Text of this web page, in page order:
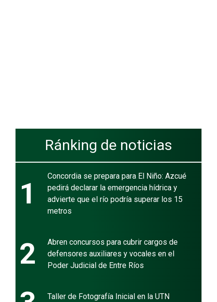
Ránking de noticias
1
Concordia se prepara para El Niño: Azcué
pedirá declarar la emergencia hídrica y
advierte que el río podría superar los 15
metros
2
Abren concursos para cubrir cargos de
defensores auxiliares y vocales en el
Poder Judicial de Entre Ríos
Taller de Fotografía Inicial en la UTN